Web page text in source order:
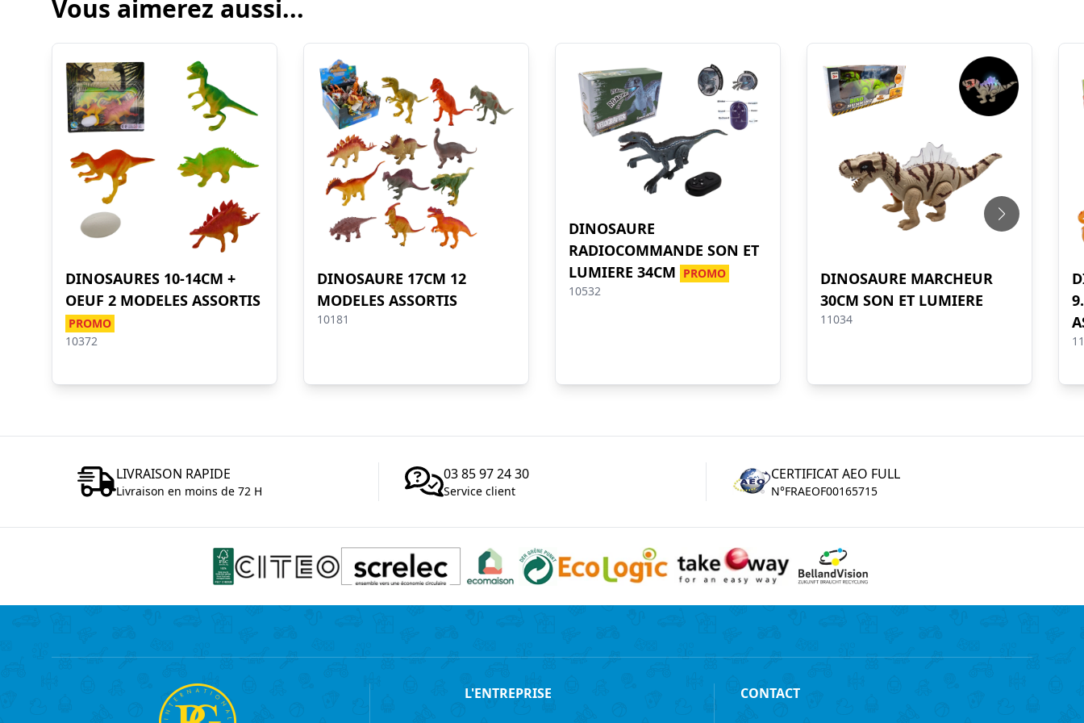
Vous aimerez aussi...
DINOSAURES 10-14CM +
OEUF 2 MODELES ASSORTIS
PROMO
10372
DINOSAURE 17CM 12
MODELES ASSORTIS
10181
DINOSAURE
RADIOCOMMANDE SON ET
LUMIERE 34CM PROMO
10532
DINOSAURE MARCHEUR
30CM SON ET LUMIERE
11034
LIVRAISON RAPIDE
Livraison en moins de 72 H
03 85 97 24 30
Service client
CERTIFICAT AEO FULL
N°FRAEOF00165715
L'ENTREPRISE CONTACT